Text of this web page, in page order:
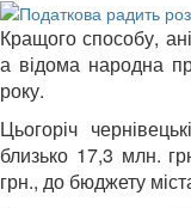
Кращого способу,
а відома народна
року.
Цьогоріч
близько 17,3 млн.
грн., до бюджету